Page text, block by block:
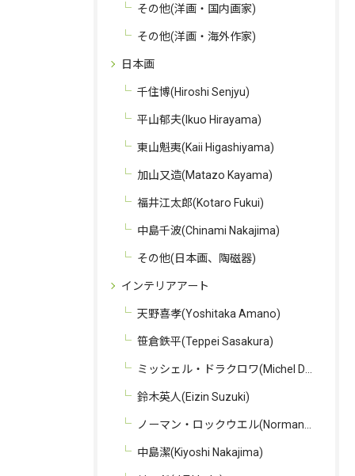
その他(洋画・国内画家)
その他(洋画・海外作家)
日本画
千住博(Hiroshi Senjyu)
平山郁夫(Ikuo Hirayama)
東山魁夷(Kaii Higashiyama)
加山又造(Matazo Kayama)
福井江太郎(Kotaro Fukui)
中島千波(Chinami Nakajima)
その他(日本画、陶磁器)
インテリアアート
天野喜孝(Yoshitaka Amano)
笹倉鉄平(Teppei Sasakura)
ミッシェル・ドラクロワ(Michel Delacroix)
鈴木英人(Eizin Suzuki)
ノーマン・ロックウエル(Norman Rockwell)
中島潔(Kiyoshi Nakajima)